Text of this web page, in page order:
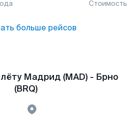
Стоимость
больше рейсов
Мадрид (MAD) - Брно
(BRQ)